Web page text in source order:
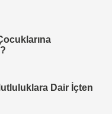
Dair İçten